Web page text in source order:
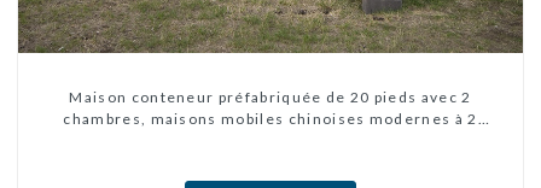
Maison conteneur préfabriquée de 20 pieds avec 2
chambres, maisons mobiles chinoises modernes à 2